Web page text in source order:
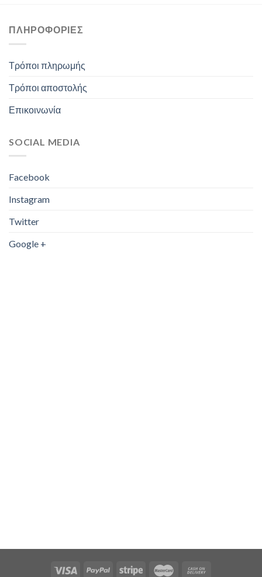
ΠΛΗΡΟΦΟΡΊΕΣ
Τρόποι πληρωμής
Τρόποι αποστολής
Επικοινωνία
SOCIAL MEDIA
Facebook
Instagram
Twitter
Google +